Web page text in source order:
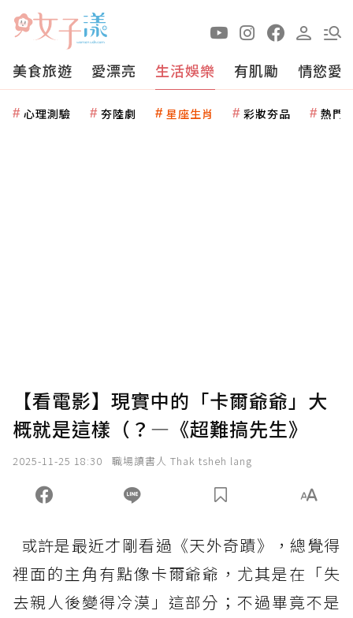
美食旅遊 愛漂亮 生活娛樂 有肌勵 情慾愛
心理測驗 夯陸劇 星座生肖 彩妝夯品 熱門
【看電影】現實中的「卡爾爺爺」大
概就是這樣（？—《超難搞先生》
2025-11-25 18:30 職場讀書人 Thak tsheh lang
或許是最近才剛看過《天外奇蹟》，總覺得
裡面的主角有點像卡爾爺爺，尤其是在「失
去親人後變得冷漠」這部分；不過畢竟不是